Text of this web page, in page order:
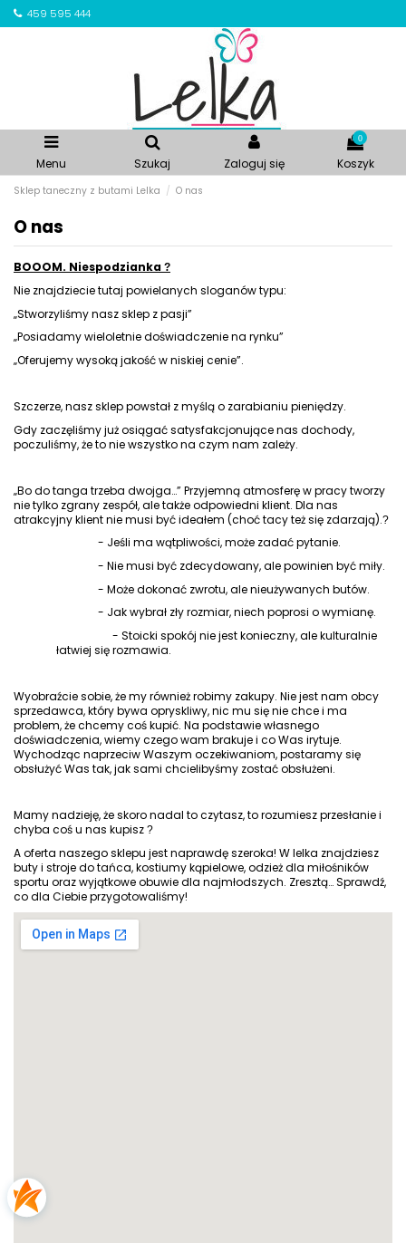
459 595 444
Menu Szukaj Zaloguj się
0
Koszyk
Sklep taneczny z butami Lelka O nas
O nas
BOOOM. Niespodzianka ?
Nie znajdziecie tutaj powielanych sloganów typu:
„Stworzyliśmy nasz sklep z pasji”
„Posiadamy wieloletnie doświadczenie na rynku”
„Oferujemy wysoką jakość w niskiej cenie”.
Szczerze, nasz sklep powstał z myślą o zarabianiu pieniędzy.
Gdy zaczęliśmy już osiągać satysfakcjonujące nas dochody,
poczuliśmy, że to nie wszystko na czym nam zależy.
„Bo do tanga trzeba dwojga…” Przyjemną atmosferę w pracy tworzy
nie tylko zgrany zespół, ale także odpowiedni klient. Dla nas
atrakcyjny klient nie musi być ideałem (choć tacy też się zdarzają).?
- Jeśli ma wątpliwości, może zadać pytanie.
- Nie musi być zdecydowany, ale powinien być miły.
- Może dokonać zwrotu, ale nieużywanych butów.
- Jak wybrał zły rozmiar, niech poprosi o wymianę.
- Stoicki spokój nie jest konieczny, ale kulturalnie
łatwiej się rozmawia.
Wyobraźcie sobie, że my również robimy zakupy. Nie jest nam obcy
sprzedawca, który bywa opryskliwy, nic mu się nie chce i ma
problem, że chcemy coś kupić. Na podstawie własnego
doświadczenia, wiemy czego wam brakuje i co Was irytuje.
Wychodząc naprzeciw Waszym oczekiwaniom, postaramy się
obsłużyć Was tak, jak sami chcielibyśmy zostać obsłużeni.
Mamy nadzieję, że skoro nadal to czytasz, to rozumiesz przesłanie i
chyba coś u nas kupisz ?
A oferta naszego sklepu jest naprawdę szeroka! W lelka znajdziesz
buty i stroje do tańca, kostiumy kąpielowe, odzież dla miłośników
sportu oraz wyjątkowe obuwie dla najmłodszych. Zresztą… Sprawdź,
co dla Ciebie przygotowaliśmy!